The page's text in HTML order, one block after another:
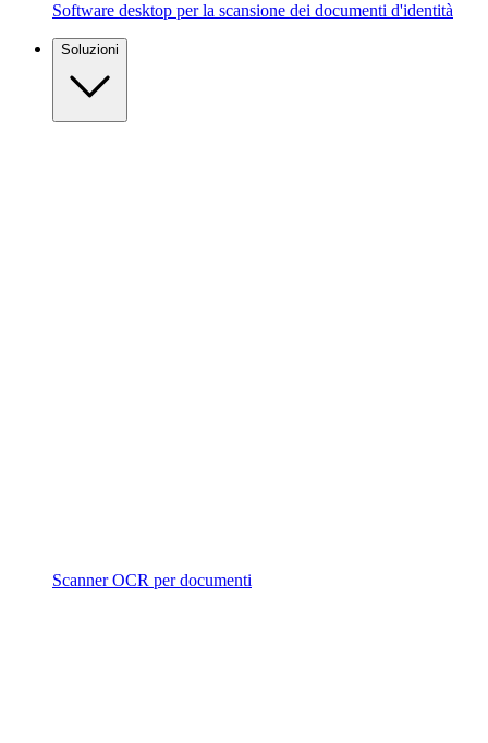
Software desktop per la scansione dei documenti d'identità
Soluzioni
Scanner OCR per documenti